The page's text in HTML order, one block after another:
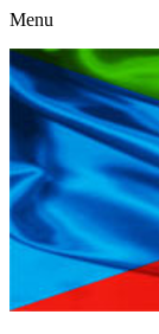
Menu